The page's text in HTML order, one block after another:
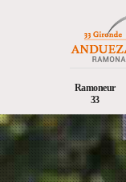
Ramoneur
33